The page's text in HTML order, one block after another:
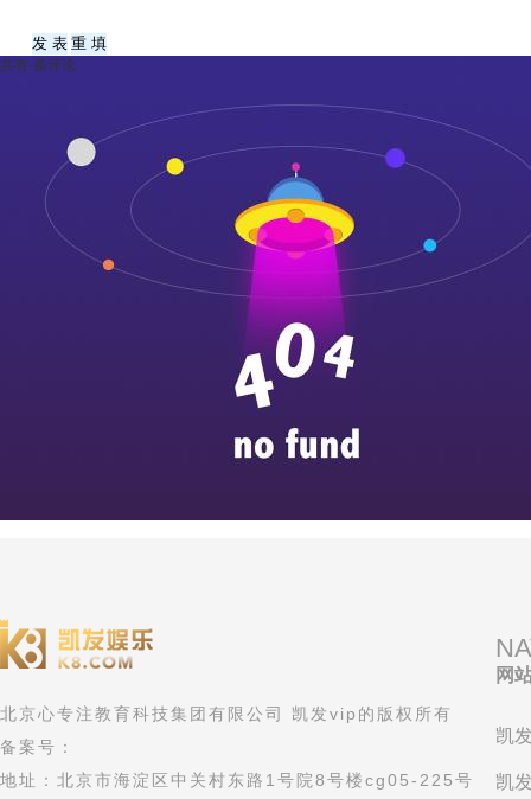
共有-条评论
北京心专注教育科技集团有限公司 凯发vip的版权所有
备案号：
地址：北京市海淀区中关村东路1号院8号楼cg05-225号
网
凯
凯